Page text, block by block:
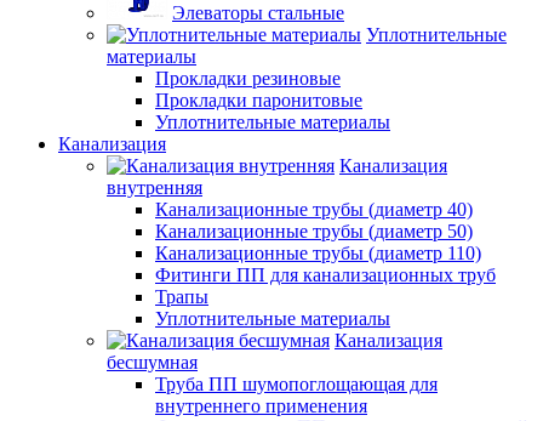
Элеваторы стальные
Уплотнительные
материалы
Прокладки резиновые
Прокладки паронитовые
Уплотнительные материалы
Канализация
Канализация
внутренняя
Канализационные трубы (диаметр 40)
Канализационные трубы (диаметр 50)
Канализационные трубы (диаметр 110)
Фитинги ПП для канализационных труб
Трапы
Уплотнительные материалы
Канализация
бесшумная
Труба ПП шумопоглощающая для
внутреннего применения